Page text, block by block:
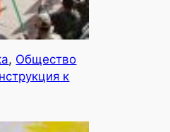
, Общество
к